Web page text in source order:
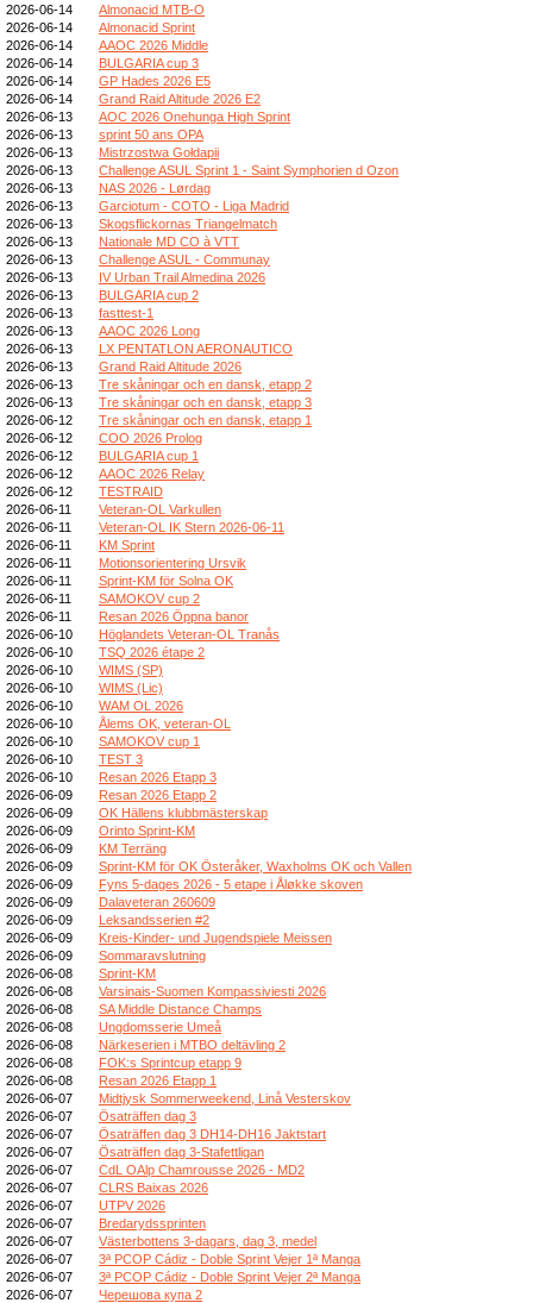
2026-06-14
Almonacid MTB-O
2026-06-14
Almonacid Sprint
2026-06-14
AAOC 2026 Middle
2026-06-14
BULGARIA cup 3
2026-06-14
GP Hades 2026 E5
2026-06-14
Grand Raid Altitude 2026 E2
2026-06-13
AOC 2026 Onehunga High Sprint
2026-06-13
sprint 50 ans OPA
2026-06-13
Mistrzostwa Gołdapii
2026-06-13
Challenge ASUL Sprint 1 - Saint Symphorien d Ozon
2026-06-13
NAS 2026 - Lørdag
2026-06-13
Garciotum - COTO - Liga Madrid
2026-06-13
Skogsflickornas Triangelmatch
2026-06-13
Nationale MD CO à VTT
2026-06-13
Challenge ASUL - Communay
2026-06-13
IV Urban Trail Almedina 2026
2026-06-13
BULGARIA cup 2
2026-06-13
fasttest-1
2026-06-13
AAOC 2026 Long
2026-06-13
LX PENTATLON AERONAUTICO
2026-06-13
Grand Raid Altitude 2026
2026-06-13
Tre skåningar och en dansk, etapp 2
2026-06-13
Tre skåningar och en dansk, etapp 3
2026-06-12
Tre skåningar och en dansk, etapp 1
2026-06-12
COO 2026 Prolog
2026-06-12
BULGARIA cup 1
2026-06-12
AAOC 2026 Relay
2026-06-12
TESTRAID
2026-06-11
Veteran-OL Varkullen
2026-06-11
Veteran-OL IK Stern 2026-06-11
2026-06-11
KM Sprint
2026-06-11
Motionsorientering Ursvik
2026-06-11
Sprint-KM för Solna OK
2026-06-11
SAMOKOV cup 2
2026-06-11
Resan 2026 Öppna banor
2026-06-10
Höglandets Veteran-OL Tranås
2026-06-10
TSQ 2026 étape 2
2026-06-10
WIMS (SP)
2026-06-10
WIMS (Lic)
2026-06-10
WAM OL 2026
2026-06-10
Ålems OK, veteran-OL
2026-06-10
SAMOKOV cup 1
2026-06-10
TEST 3
2026-06-10
Resan 2026 Etapp 3
2026-06-09
Resan 2026 Etapp 2
2026-06-09
OK Hällens klubbmästerskap
2026-06-09
Orinto Sprint-KM
2026-06-09
KM Terräng
2026-06-09
Sprint-KM för OK Österåker, Waxholms OK och Vallen
2026-06-09
Fyns 5-dages 2026 - 5 etape i Åløkke skoven
2026-06-09
Dalaveteran 260609
2026-06-09
Leksandsserien #2
2026-06-09
Kreis-Kinder- und Jugendspiele Meissen
2026-06-09
Sommaravslutning
2026-06-08
Sprint-KM
2026-06-08
Varsinais-Suomen Kompassiviesti 2026
2026-06-08
SA Middle Distance Champs
2026-06-08
Ungdomsserie Umeå
2026-06-08
Närkeserien i MTBO deltävling 2
2026-06-08
FOK:s Sprintcup etapp 9
2026-06-08
Resan 2026 Etapp 1
2026-06-07
Midtjysk Sommerweekend, Linå Vesterskov
2026-06-07
Ösaträffen dag 3
2026-06-07
Ösaträffen dag 3 DH14-DH16 Jaktstart
2026-06-07
Ösaträffen dag 3-Stafettligan
2026-06-07
CdL OAlp Chamrousse 2026 - MD2
2026-06-07
CLRS Baixas 2026
2026-06-07
UTPV 2026
2026-06-07
Bredarydssprinten
2026-06-07
Västerbottens 3-dagars, dag 3, medel
2026-06-07
3ª PCOP Cádiz - Doble Sprint Vejer 1ª Manga
2026-06-07
3ª PCOP Cádiz - Doble Sprint Vejer 2ª Manga
2026-06-07
Черешова купа 2